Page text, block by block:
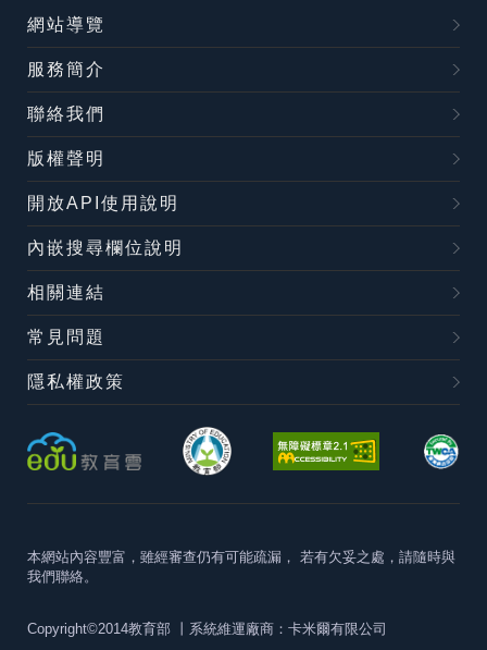
網站導覽
服務簡介
聯絡我們
版權聲明
開放API使用說明
內嵌搜尋欄位說明
相關連結
常見問題
隱私權政策
本網站內容豐富，雖經審查仍有可能疏漏， 若有欠妥之處，請隨時與
我們聯絡。
Copyright©2014教育部 丨系統維運廠商：卡米爾有限公司